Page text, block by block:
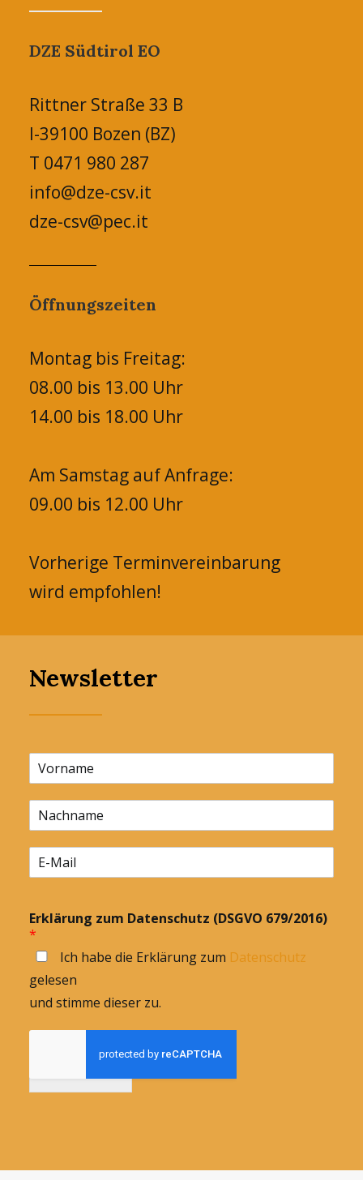
DZE Südtirol EO
Rittner Straße 33 B
I-39100 Bozen (BZ)
T 0471 980 287
info@dze-csv.it
dze-csv@pec.it
Öffnungszeiten
Montag bis Freitag:
08.00 bis 13.00 Uhr
14.00 bis 18.00 Uhr
Am Samstag auf Anfrage:
09.00 bis 12.00 Uhr
Vorherige Terminvereinbarung
wird empfohlen!
Newsletter
Erklärung zum Datenschutz (DSGVO 679/2016)
*
Ich habe die Erklärung zum Datenschutz
gelesen
und stimme dieser zu.